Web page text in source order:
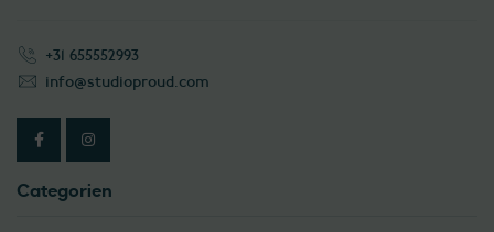
+31 655552993
info@studioproud.com
Categorien